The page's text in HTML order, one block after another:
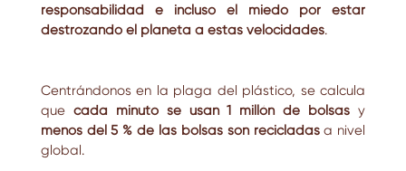
responsabilidad e incluso el miedo por estar
destrozando el planeta a estas velocidades.
Centrándonos en la plaga del plástico, se calcula
que cada minuto se usan 1 millón de bolsas y
menos del 5 % de las bolsas son recicladasa nivel
global.